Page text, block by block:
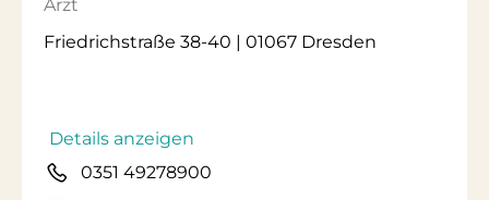
Arzt
Friedrichstraße 38-40 | 01067 Dresden
Details anzeigen
0351 49278900